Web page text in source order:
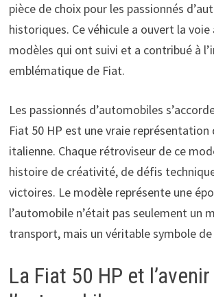
pièce de choix pour les passionnés
historiques. Ce véhicule a ouvert la
modèles qui ont suivi et a contribué à
emblématique de Fiat.
Les passionnés d’automobiles
Fiat 50 HP est une vraie représentation
italienne. Chaque rétroviseur de ce
histoire de créativité, de défis
victoires. Le modèle représente une
l’automobile n’était pas seulement un
transport, mais un véritable symbole
La Fiat 50 HP et